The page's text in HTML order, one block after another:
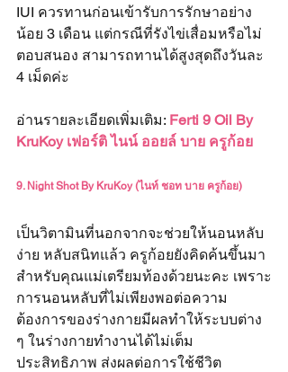
IUI ควรทานก่อนเข้ารับการรักษาอย่าง
น้อย 3 เดือน แต่กรณีที่รังไข่เสื่อมหรือไม่
ตอบสนอง สามารถทานได้สูงสุดถึงวันละ
4 เม็ดค่ะ
อ่านรายละเอียดเพิ่มเติม: Ferti 9 Oil By
KruKoy เฟอร์ติ ไนน์ ออยล์ บาย ครูก้อย
9. Night Shot By KruKoy (ไนท์ ชอท บาย ครูก้อย)
เป็นวิตามินที่นอกจากจะช่วยให้นอนหลับ
ง่าย หลับสนิทแล้ว ครูก้อยยังคิดค้นขึ้นมา
สำหรับคุณแม่เตรียมท้องด้วยนะคะ เพราะ
การนอนหลับที่ไม่เพียงพอต่อความ
ต้องการของร่างกายมีผลทำให้ระบบต่าง
ๆ ในร่างกายทำงานได้ไม่เต็ม
ประสิทธิภาพ ส่งผลต่อการใช้ชีวิต